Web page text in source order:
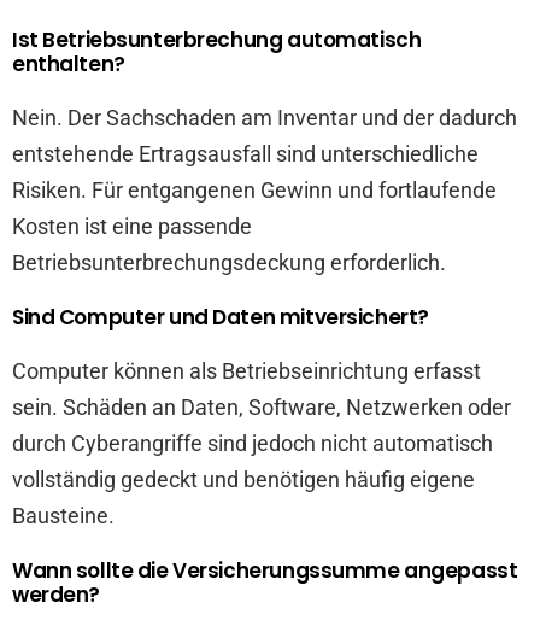
Ist Betriebsunterbrechung automatisch
enthalten?
Nein. Der Sachschaden am Inventar und der dadurch
entstehende Ertragsausfall sind unterschiedliche
Risiken. Für entgangenen Gewinn und fortlaufende
Kosten ist eine passende
Betriebsunterbrechungsdeckung erforderlich.
Sind Computer und Daten mitversichert?
Computer können als Betriebseinrichtung erfasst
sein. Schäden an Daten, Software, Netzwerken oder
durch Cyberangriffe sind jedoch nicht automatisch
vollständig gedeckt und benötigen häufig eigene
Bausteine.
Wann sollte die Versicherungssumme angepasst
werden?